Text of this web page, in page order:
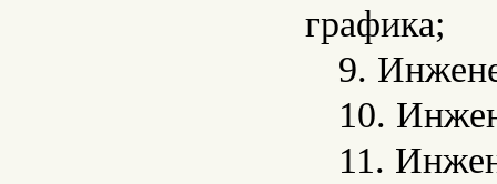
графика;
9.
10.
11.